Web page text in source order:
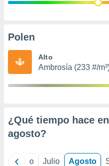
e
publicidad
Polen
Alto
Ambrosía (233 #/
¿Qué tiempo hace
agosto?
Junio Julio Agosto